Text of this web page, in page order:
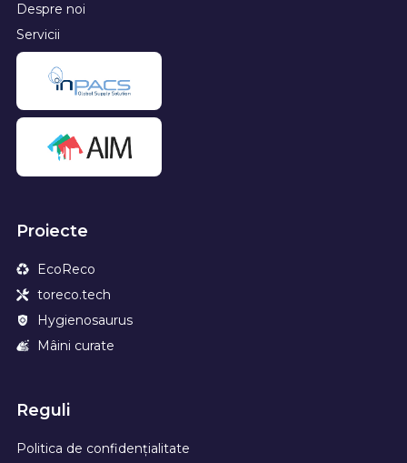
Despre noi
Servicii
Proiecte
EcoReco
toreco.tech
Hygienosaurus
Mâini curate
Reguli
Politica de confidențialitate